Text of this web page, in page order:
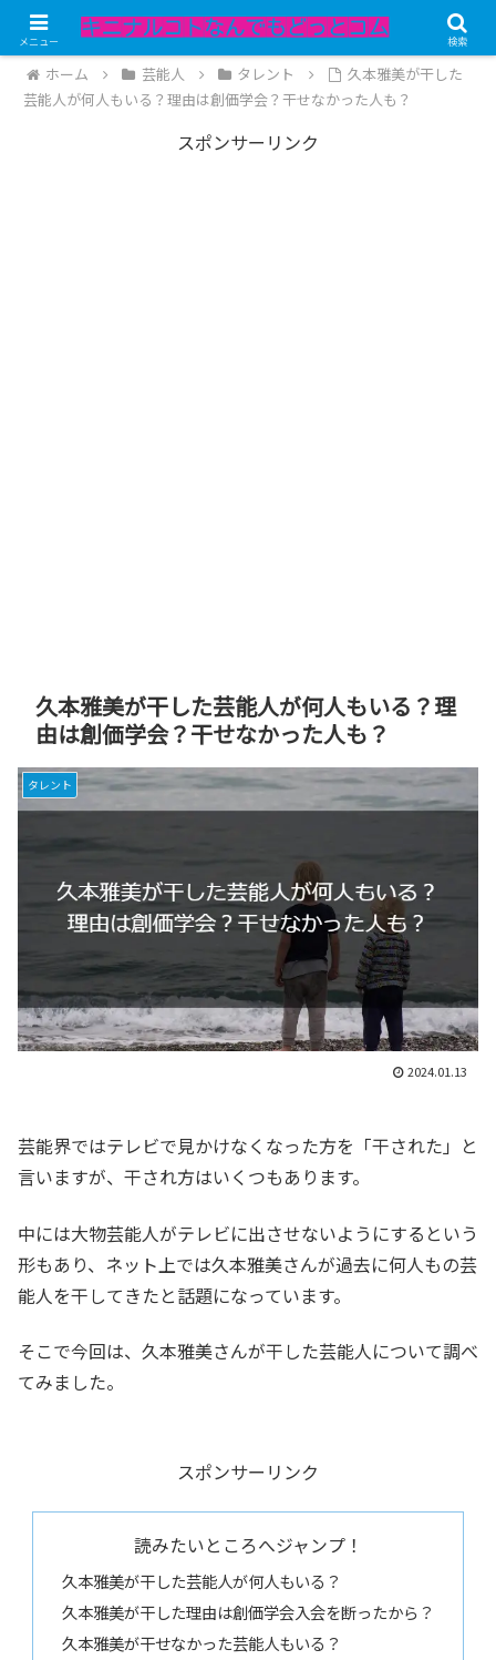
記事内にPRが含まれています。
ホーム 芸能人 タレント
久本雅美が干した
芸能人が何人もいる？理由は創価学会？干せなかった人も？
スポンサーリンク
久本雅美が干した芸能人が何人もいる？理
由は創価学会？干せなかった人も？
タレント
2024.01.13
芸能界ではテレビで見かけなくなった方を「干された」と
言いますが、干され方はいくつもあります。
中には大物芸能人がテレビに出させないようにするという
形もあり、ネット上では久本雅美さんが過去に何人もの芸
能人を干してきたと話題になっています。
そこで今回は、久本雅美さんが干した芸能人について調べ
てみました。
スポンサーリンク
読みたいところへジャンプ！
久本雅美が干した芸能人が何人もいる？
久本雅美が干した理由は創価学会入会を断ったから？
久本雅美が干せなかった芸能人もいる？
メニュー 検索